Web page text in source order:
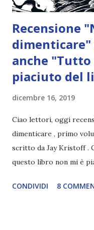
Recensione
dimenticare"
anche
piaciuto del
dicembre 16, 2019
Ciao lettori, oggi
dimenticare , primo
scritto da Jay Kristoff .
questo libro non mi è
Quei pochi che ho
CONDIVIDI 8